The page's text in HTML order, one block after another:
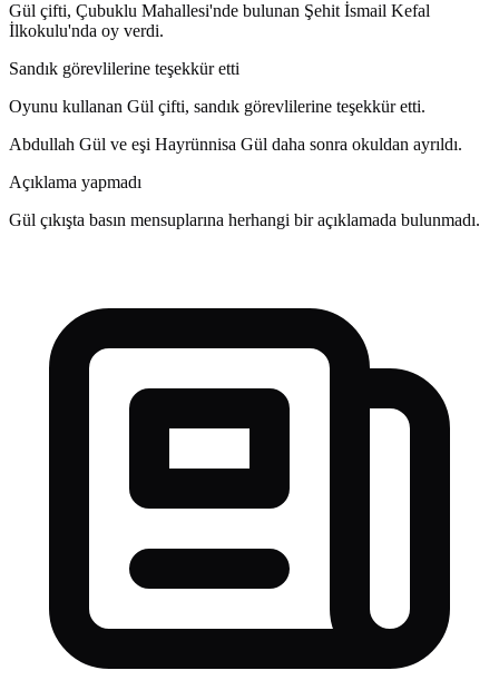
Gül çifti, Çubuklu Mahallesi'nde bulunan Şehit İsmail Kefal
İlkokulu'nda oy verdi.
Sandık görevlilerine teşekkür etti
Oyunu kullanan Gül çifti, sandık görevlilerine teşekkür etti.
Abdullah Gül ve eşi Hayrünnisa Gül daha sonra okuldan ayrıldı.
Açıklama yapmadı
Gül çıkışta basın mensuplarına herhangi bir açıklamada bulunmadı.